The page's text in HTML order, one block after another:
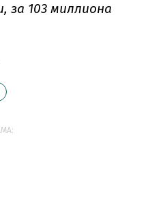
за 103 миллиона